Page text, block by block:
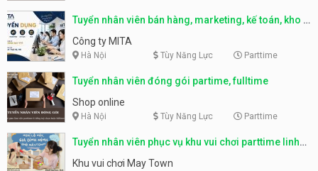
Tuyển nhân viên bán hàng, marketing, kế toán, kho –
parttime, fulltime
Công ty MITA
Hà Nội Tùy Năng Lực Parttime
Tuyển nhân viên đóng gói partime, fulltime
Shop online
Hà Nội Tùy Năng Lực Parttime
Tuyển nhân viên phục vụ khu vui chơi parttime linh
động
Khu vui chơi May Town